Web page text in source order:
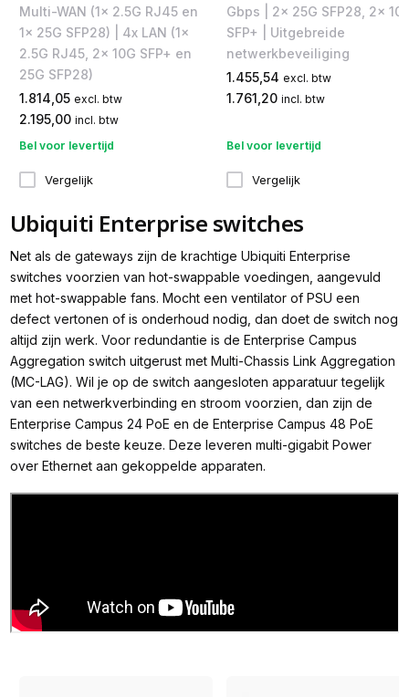
Multi-WAN (1x 2.5G RJ45 en
1x 25G SFP28) | 4x LAN (1x
2.5G RJ45, 2x 10G SFP+ en
25G SFP28)
1.814,05 excl. btw
2.195,00 incl. btw
Bel voor levertijd
Vergelijk
Gbps | 2x 25G SFP28, 2x
SFP+ | Uitgebreide
netwerkbeveiliging
1.455,54 excl. btw
1.761,20 incl. btw
Bel voor levertijd
Vergelijk
Ubiquiti Enterprise switches
Net als de gateways zijn de krachtige Ubiquiti Enterprise
switches voorzien van hot-swappable voedingen, aangevuld
met hot-swappable fans. Mocht een ventilator of PSU een
defect vertonen of is onderhoud nodig, dan doet de switch nog
altijd zijn werk. Voor redundantie is de Enterprise Campus
Aggregation switch uitgerust met Multi-Chassis Link Aggregation
(MC-LAG). Wil je op de switch aangesloten apparatuur tegelijk
van een netwerkverbinding en stroom voorzien, dan zijn de
Enterprise Campus 24 PoE en de Enterprise Campus 48 PoE
switches de beste keuze. Deze leveren multi-gigabit Power
over Ethernet aan gekoppelde apparaten.